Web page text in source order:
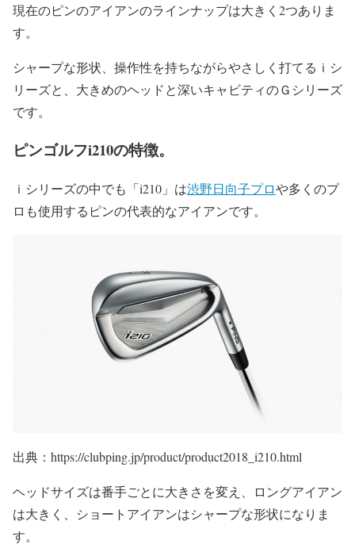
現在のピンのアイアンのラインナップは大きく2つありま
す。
シャープな形状、操作性を持ちながらやさしく打てるｉシ
リーズと、大きめのヘッドと深いキャビティのＧシリーズ
です。
ピンゴルフi210の特徴。
ｉシリーズの中でも「i210」は渋野日向子プロや多くのプ
ロも使用するピンの代表的なアイアンです。
出典：https://clubping.jp/product/product2018_i210.html
ヘッドサイズは番手ごとに大きさを変え、ロングアイアン
は大きく、ショートアイアンはシャープな形状になりま
す。